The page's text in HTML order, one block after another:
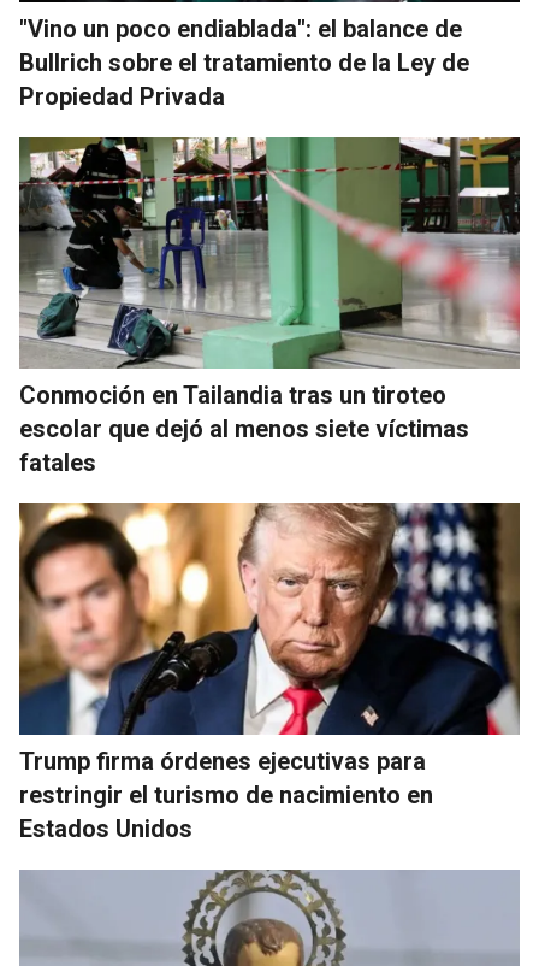
"Vino un poco endiablada": el balance de
Bullrich sobre el tratamiento de la Ley de
Propiedad Privada
Conmoción en Tailandia tras un tiroteo
escolar que dejó al menos siete víctimas
fatales
Trump firma órdenes ejecutivas para
restringir el turismo de nacimiento en
Estados Unidos